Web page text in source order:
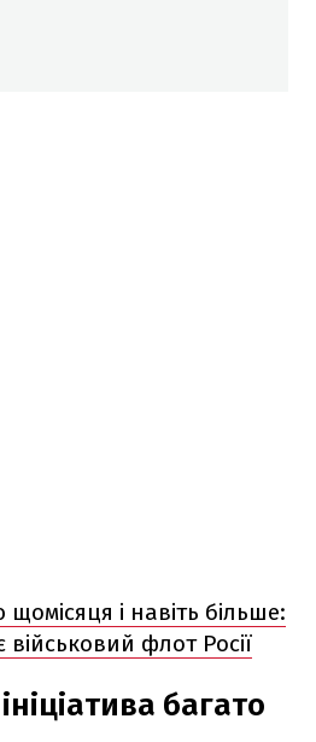
і навіть більше:
флот Росії
багато